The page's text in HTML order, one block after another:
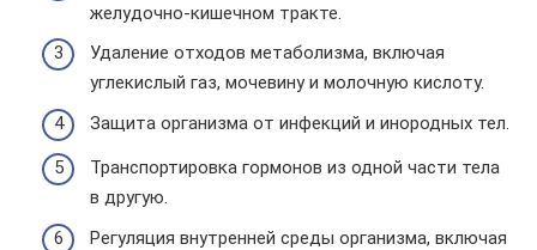
желудочно-кишечном тракте.
Удаление отходов метаболизма, включая
углекислый газ, мочевину и молочную кислоту.
Защита организма от инфекций и инородных тел.
Транспортировка гормонов из одной части тела
в другую.
Регуляция внутренней среды организма, включая